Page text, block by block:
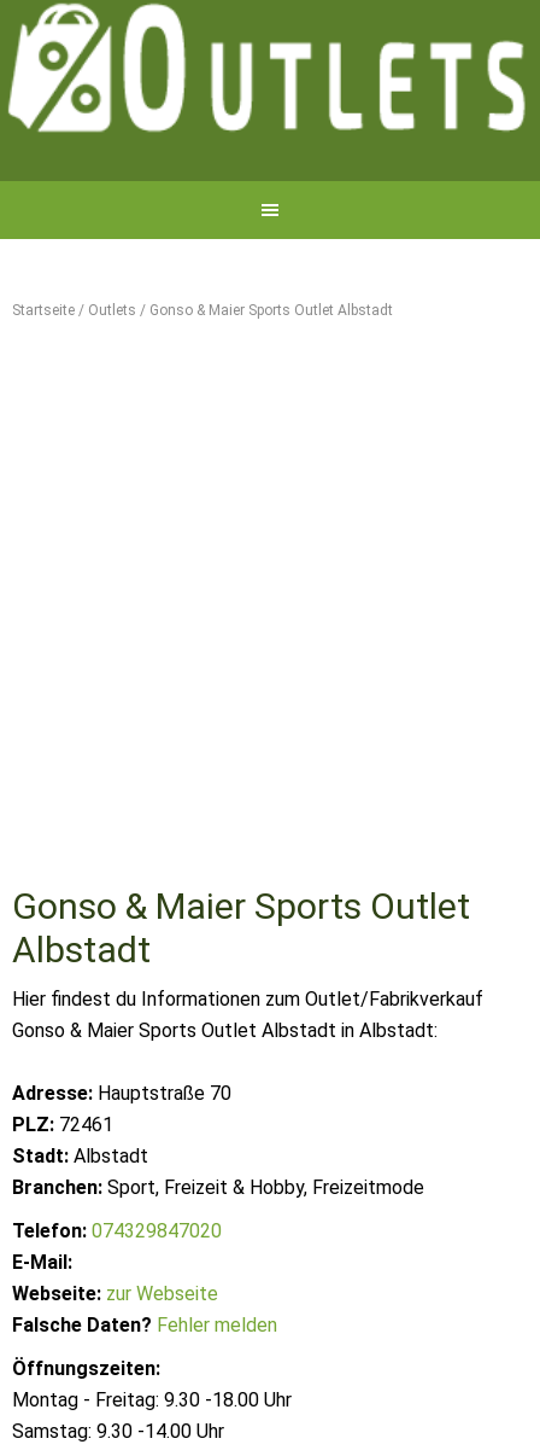
Startseite / Outlets / Gonso & Maier Sports Outlet Albstadt
Gonso & Maier Sports Outlet
Albstadt
Hier findest du Informationen zum Outlet/Fabrikverkauf
Gonso & Maier Sports Outlet Albstadt in Albstadt:
Adresse: Hauptstraße 70
PLZ: 72461
Stadt: Albstadt
Branchen: Sport, Freizeit & Hobby, Freizeitmode
Telefon: 074329847020
E-Mail:
Webseite: zur Webseite
Falsche Daten? Fehler melden
Öffnungszeiten:
Montag - Freitag: 9.30 -18.00 Uhr
Samstag: 9.30 -14.00 Uhr